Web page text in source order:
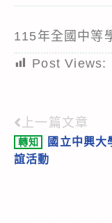
115年全國中等
Post Views:
Read
more
上一篇文章
轉知
國立中興
誼活動